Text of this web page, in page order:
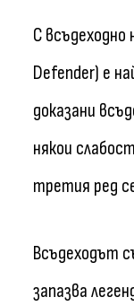
С
Defender) е
доказани
някои
третия ред
Всъдеходът
запазва